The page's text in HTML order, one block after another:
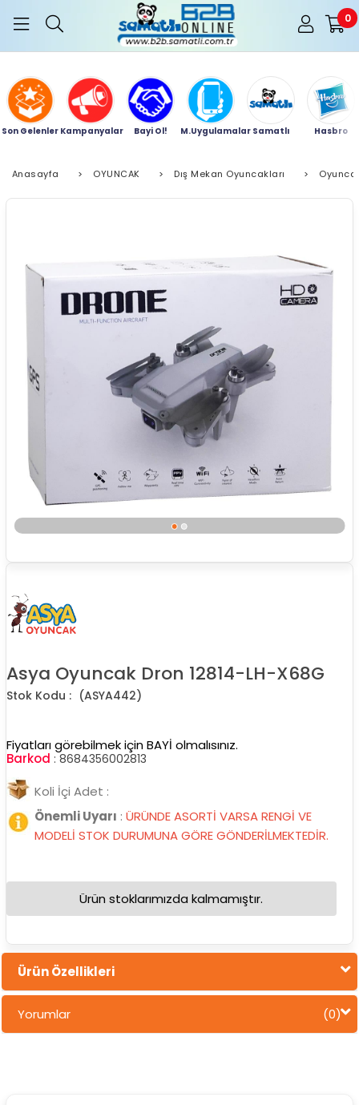
0
Son Gelenler Kampanyalar Bayi Ol! M.Uygulamalar Samatlı Hasbro
Anasayfa > OYUNCAK > Dış Mekan Oyuncakları >
Asya Oyuncak Dron 12814-LH-X68G
(ASYA442)
Fiyatları görebilmek için BAYİ olmalısınız.
Barkod : 8684356002813
Koli İçi Adet :
Önemli Uyarı : ÜRÜNDE ASORTİ VARSA RENGİ VE
MODELİ STOK DURUMUNA GÖRE GÖNDERİLMEKTEDİR.
Ürün stoklarımızda kalmamıştır.
Ürün Özellikleri
Yorumlar (0)